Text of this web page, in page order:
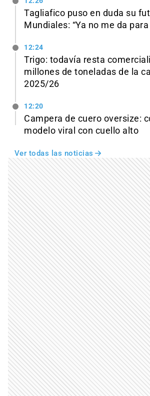
Tagliafico puso en duda su
Mundiales: “Ya no me da para
12:24
Trigo: todavía resta
millones de toneladas de la
2025/26
12:20
Campera de cuero oversize:
modelo viral con cuello alto
Ver todas las noticias